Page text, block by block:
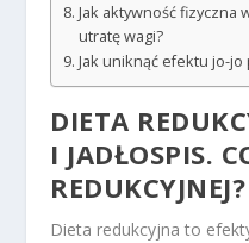
Jak aktywność fizyczna
utratę wagi?
Jak uniknąć efektu jo-
DIETA
I JADŁOSPIS.
REDUKCYJNEJ?
Dieta redukcyjna to